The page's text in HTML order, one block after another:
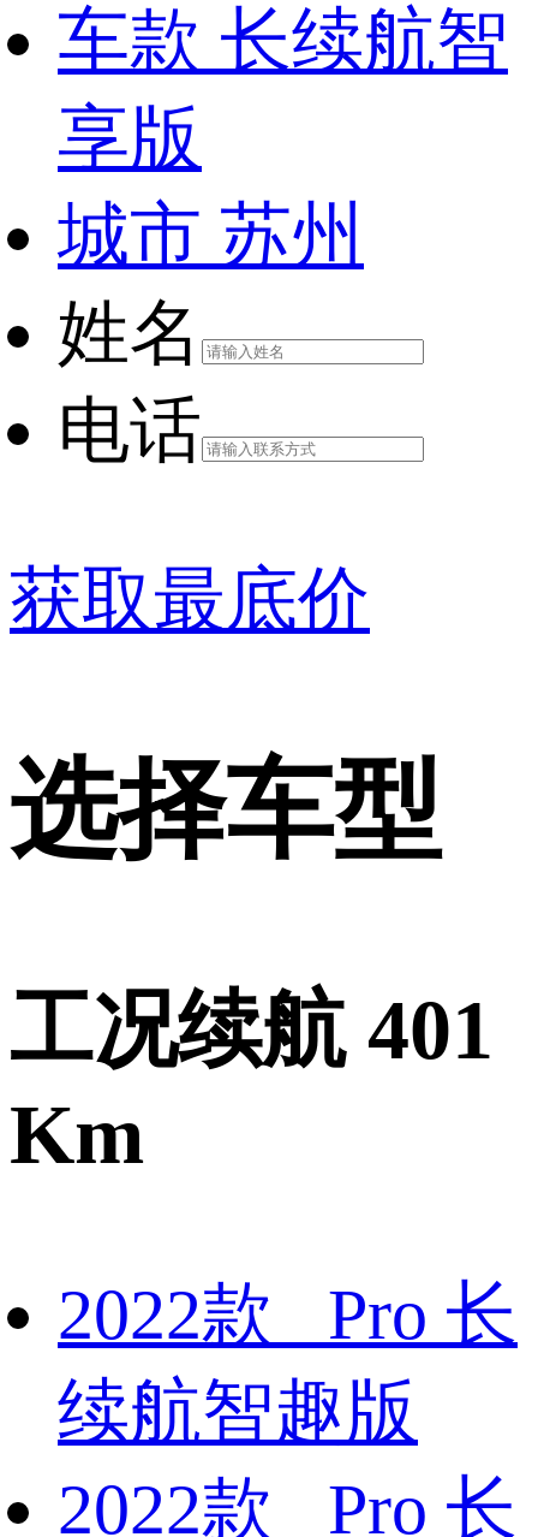
车款 长续航智
享版
城市 苏州
姓名
电话
获取最底价
选择车型
工况续航 401
Km
2022款 Pro 长
续航智趣版
2022款 Pro 长